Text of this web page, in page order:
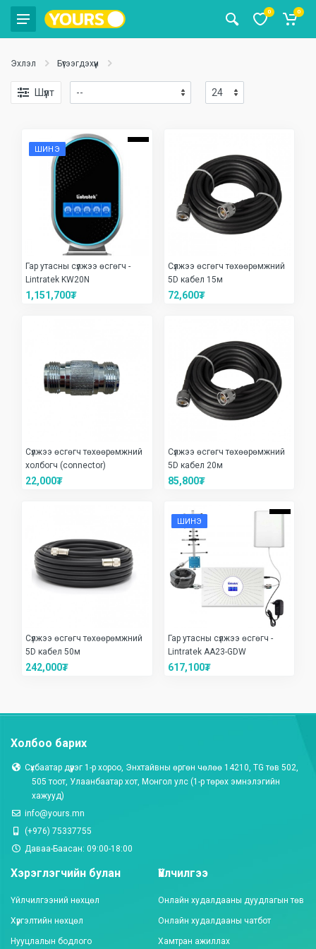
0 0
Эхлэл Бүтээгдэхүүн
Шүүлт
ШИНЭ
Гар утасны сүлжээ өсгөгч -
Lintratek KW20N
1,151,700₮
Сүлжээ өсгөгч төхөөрөмжний
5D кабел 15м
72,600₮
Сүлжээ өсгөгч төхөөрөмжний
холбогч (connector)
22,000₮
Сүлжээ өсгөгч төхөөрөмжний
5D кабел 20м
85,800₮
Сүлжээ өсгөгч төхөөрөмжний
5D кабел 50м
242,000₮
ШИНЭ
Гар утасны сүлжээ өсгөгч -
Lintratek AA23-GDW
617,100₮
Холбоо барих
Сүхбаатар дүүрэг 1-р хороо, Энхтайвны өргөн чөлөө 14210, TG төв 502,
505 тоот, Улаанбаатар хот, Монгол улc (1-р төрөх эмнэлэгийн
хажууд)
info@yours.mn
(+976) 75337755
Даваа-Баасан: 09:00-18:00
Хэрэглэгчийн булан
Үйлчилгээний нөхцөл
Хүргэлтийн нөхцөл
Нууцлалын бодлого
Үйлчилгээ
Онлайн худалдааны дуудлагын төв
Онлайн худалдааны чатбот
Хамтран ажиллах